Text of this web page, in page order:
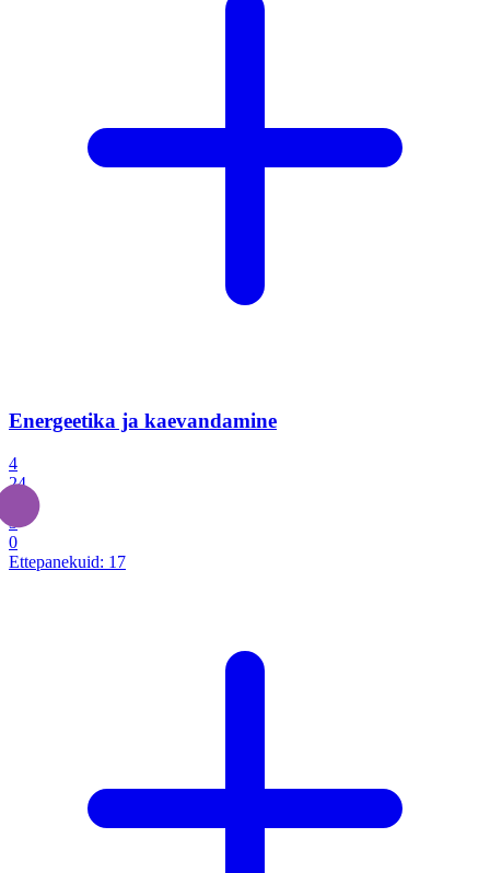
Energeetika ja kaevandamine
4
24
3
0
Ettepanekuid: 17